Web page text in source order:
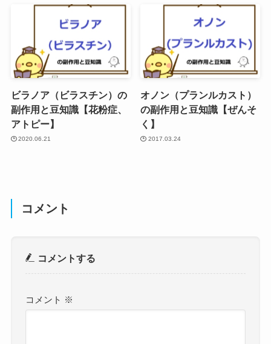
ビラノア（ビラスチン）の
副作用と豆知識【花粉症、
アトピー】
2020.06.21
オノン（プランルカスト）
の副作用と豆知識【ぜんそ
く】
2017.03.24
コメント
コメントする
コメント ※